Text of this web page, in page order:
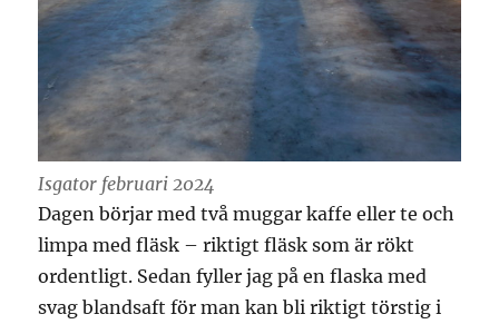
Isgator februari 2024
Dagen börjar med två muggar kaffe eller te och
limpa med fläsk – riktigt fläsk som är rökt
ordentligt. Sedan fyller jag på en flaska med
svag blandsaft för man kan bli riktigt törstig i